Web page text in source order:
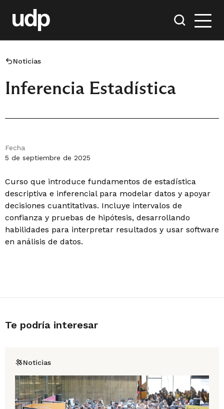
Noticias
Inferencia Estadística
Fecha
5 de septiembre de 2025
Curso que introduce fundamentos de estadística
descriptiva e inferencial para modelar datos y apoyar
decisiones cuantitativas. Incluye intervalos de
confianza y pruebas de hipótesis, desarrollando
habilidades para interpretar resultados y usar software
en análisis de datos.
Te podría interesar
Noticias